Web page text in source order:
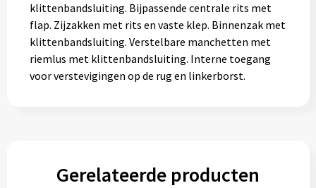
klittenbandsluiting. Bijpassende centrale rits met
flap. Zijzakken met rits en vaste klep. Binnenzak met
klittenbandsluiting. Verstelbare manchetten met
riemlus met klittenbandsluiting. Interne toegang
voor verstevigingen op de rug en linkerborst.
Gerelateerde producten